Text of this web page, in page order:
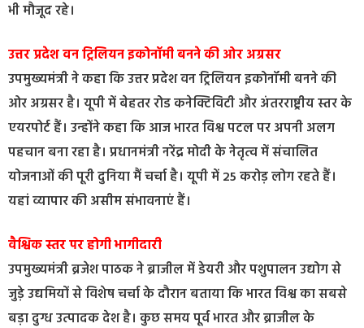
भी मौजूद रहे। ‌
उत्तर प्रदेश वन ट्रिलियन इकोनॉमी बनने की ओर अग्रसर
उपमुख्यमंत्री ने कहा कि उत्तर प्रदेश वन ट्रिलियन इकोनॉमी बनने की
ओर अग्रसर है। यूपी में बेहतर रोड कनेक्टिविटी और अंतरराष्ट्रीय स्तर के
एयरपोर्ट हैं। उन्होंने कहा कि आज भारत विश्व पटल पर अपनी अलग
पहचान बना रहा है। प्रधानमंत्री नरेंद्र मोदी के नेतृत्व में संचालित
योजनाओं की पूरी दुनिया मैं चर्चा है। यूपी में 25 करोड़ लोग रहते हैं।
यहां व्यापार की असीम संभावनाएं हैं।
वैश्विक स्तर पर होगी भागीदारी
उपमुख्यमंत्री ब्रजेश पाठक ने ब्राजील में डेयरी और पशुपालन उद्योग से
जुड़े उद्यमियों से विशेष चर्चा के दौरान बताया कि भारत विश्व का सबसे
बड़ा दुग्ध उत्पादक देश है। कुछ समय पूर्व भारत और ब्राजील के